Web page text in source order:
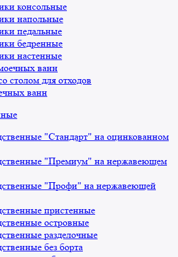
консольные
напольные
педальные
бедренные
настенные
ванн
столом для отходов
ванн
"Стандарт" на оцинкованном
"Премиум" на нержавеющем
"Профи" на нержавеющей
пристенные
островные
разделочные
без борта